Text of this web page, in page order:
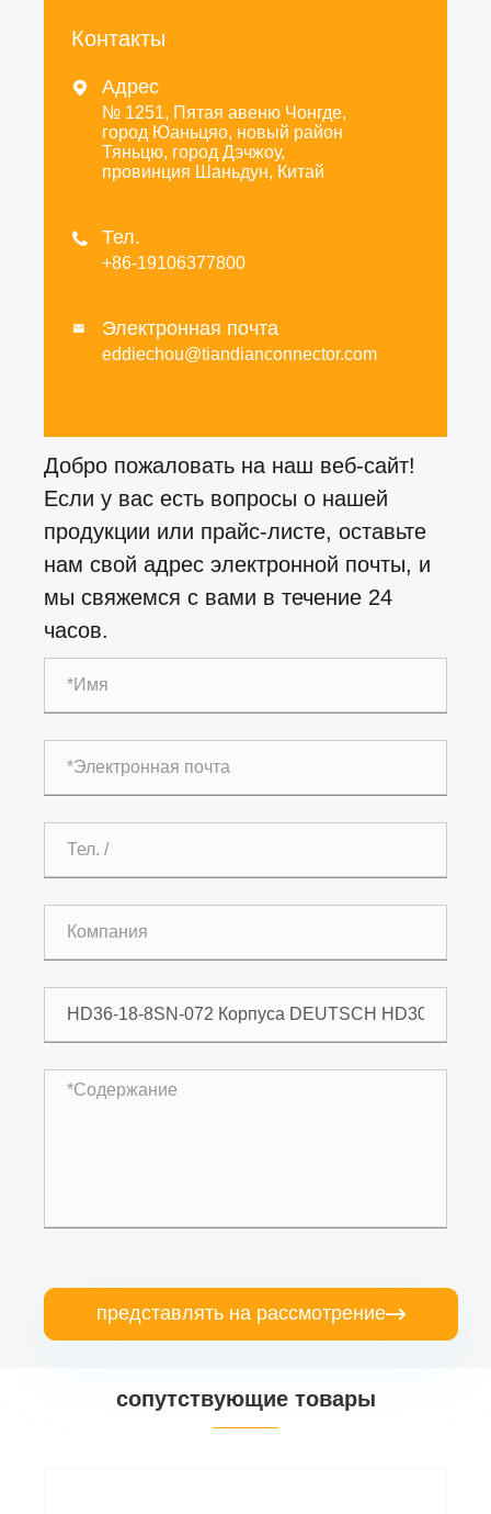
Контакты
 Адрес
№ 1251, Пятая авеню Чонгде,
город Юаньцяо, новый район
Тяньцю, город Дэчжоу,
провинция Шаньдун, Китай
 Тел.
+86-19106377800
 Электронная почта
eddiechou@tiandianconnector.com
Добро пожаловать на наш веб-сайт!
Если у вас есть вопросы о нашей
продукции или прайс-листе, оставьте
нам свой адрес электронной почты, и
мы свяжемся с вами в течение 24
часов.
представлять на рассмотрение
сопутствующие товары